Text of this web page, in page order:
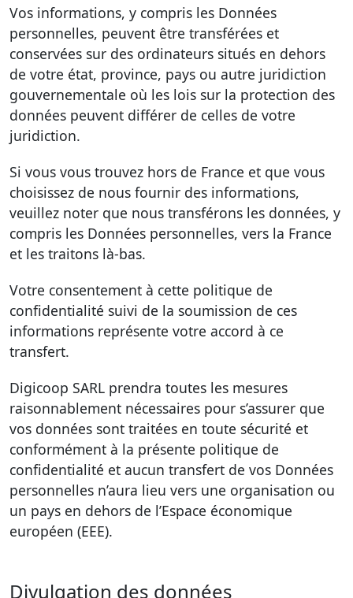
Vos informations, y compris les Données
personnelles, peuvent être transférées et
conservées sur des ordinateurs situés en dehors
de votre état, province, pays ou autre juridiction
gouvernementale où les lois sur la protection des
données peuvent différer de celles de votre
juridiction.
Si vous vous trouvez hors de France et que vous
choisissez de nous fournir des informations,
veuillez noter que nous transférons les données, y
compris les Données personnelles, vers la France
et les traitons là-bas.
Votre consentement à cette politique de
confidentialité suivi de la soumission de ces
informations représente votre accord à ce
transfert.
Digicoop SARL prendra toutes les mesures
raisonnablement nécessaires pour s’assurer que
vos données sont traitées en toute sécurité et
conformément à la présente politique de
confidentialité et aucun transfert de vos Données
personnelles n’aura lieu vers une organisation ou
un pays en dehors de l’Espace économique
européen (EEE).
Divulgation des données